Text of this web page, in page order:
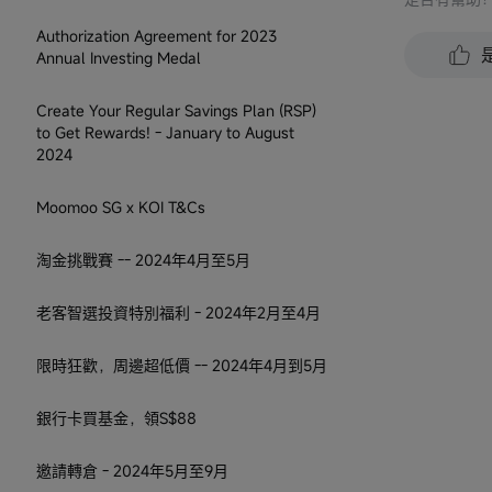
Authorization Agreement for 2023
Annual Investing Medal
Create Your Regular Savings Plan (RSP)
to Get Rewards! - January to August
2024
Moomoo SG x KOI T&Cs
淘金挑戰賽 -- 2024年4月至5月
老客智選投資特別福利 - 2024年2月至4月
限時狂歡，周邊超低價 -- 2024年4月到5月
銀行卡買基金，領S$88
邀請轉倉 - 2024年5月至9月